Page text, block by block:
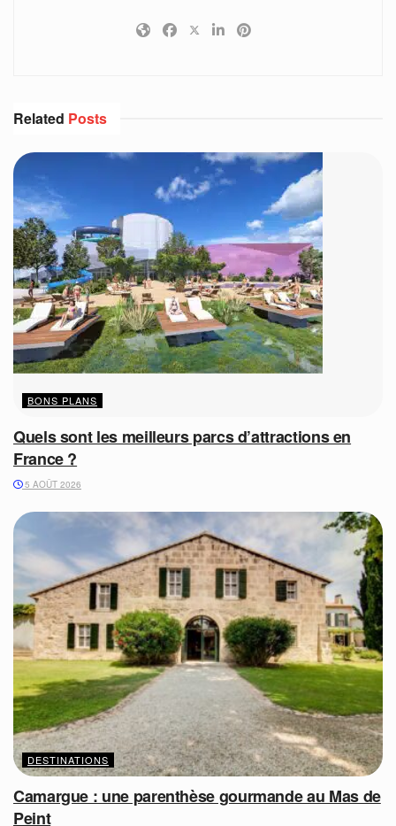
Related Posts
BONS PLANS
Quels sont les meilleurs parcs d’attractions en
France ?
5 AOÛT 2026
DESTINATIONS
Camargue : une parenthèse gourmande au Mas de
Peint